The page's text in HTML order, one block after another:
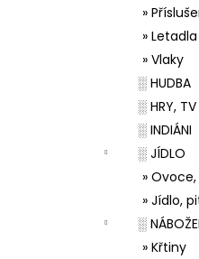
»
» Letadla
» Vlaky
░ HUDBA
░ HRY, TV
░ INDIÁNI
░ JÍDLO
»
» Jídlo,
░
» Křtiny